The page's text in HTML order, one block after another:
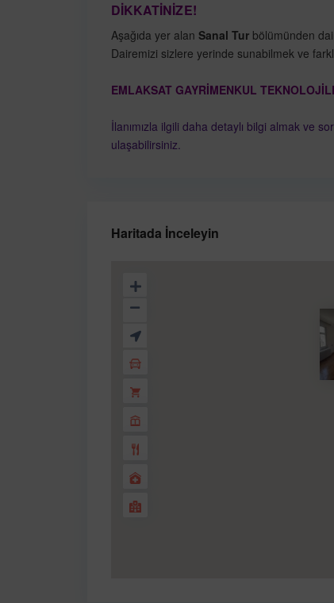
DİKKATİNİZE!
Aşağıda yer alan Sanal Turbölümünden
Dairemizi sizlere yerinde sunabilmek ve
EMLAKSAT GAYRİMENKUL
İlanımızla ilgili daha detaylı bilgi almak ve
ulaşabilirsiniz.
Haritada İnceleyin